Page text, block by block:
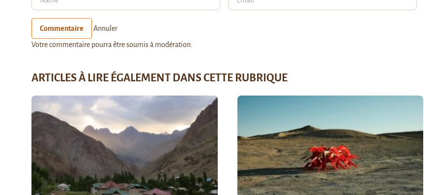
Commentaire Annuler
Votre commentaire pourra être soumis à modération.
ARTICLES À LIRE ÉGALEMENT DANS CETTE RUBRIQUE